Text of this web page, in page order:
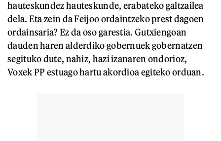
hauteskundez hauteskunde, erabateko galtzailea
dela. Eta zein da Feijoo ordaintzeko prest dagoen
ordainsaria? Ez da oso garestia. Gutxiengoan
dauden haren alderdiko gobernuek gobernatzen
segituko dute, nahiz, hazi izanaren ondorioz,
Voxek PP estuago hartu akordioa egiteko orduan.